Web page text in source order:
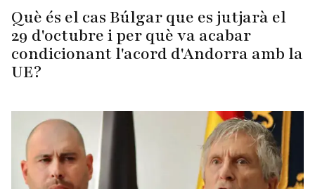
Què és el cas Búlgar que es jutjarà el
29 d'octubre i per què va acabar
condicionant l'acord d'Andorra amb la
UE?